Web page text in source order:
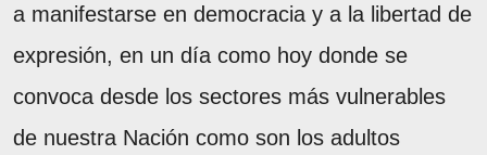
a manifestarse en democracia y a la libertad de
expresión, en un día como hoy donde se
convoca desde los sectores más vulnerables
de nuestra Nación como son los adultos